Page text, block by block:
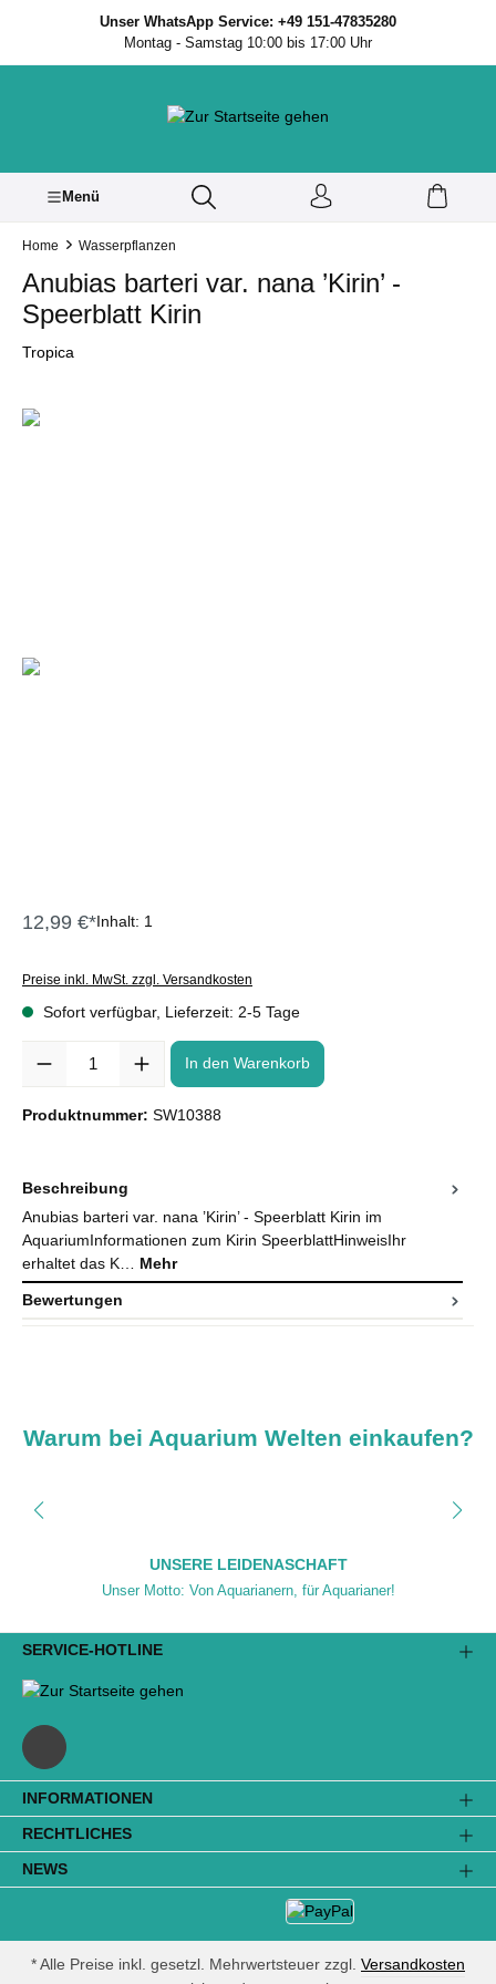
springenUnser WhatsApp Service: +49 151-47835280
Montag - Samstag 10:00 bis 17:00 Uhr
Menü
Home Wasserpflanzen
Anubias barteri var. nana ’Kirin’ -
Speerblatt Kirin
Tropica
12,99 €*Inhalt: 1
Preise inkl. MwSt. zzgl. Versandkosten
Sofort verfügbar, Lieferzeit: 2-5 Tage
In den Warenkorb
Produktnummer: SW10388
Beschreibung
Anubias barteri var. nana ’Kirin’ - Speerblatt Kirin im
AquariumInformationen zum Kirin SpeerblattHinweisIhr
erhaltet das K… Mehr
Bewertungen
Warum bei Aquarium Welten einkaufen?
UNSERE LEIDENASCHAFT
Unser Motto: Von Aquarianern, für Aquarianer!
SERVICE-HOTLINE
INFORMATIONEN
RECHTLICHES
NEWS
* Alle Preise inkl. gesetzl. Mehrwertsteuer zzgl. Versandkosten